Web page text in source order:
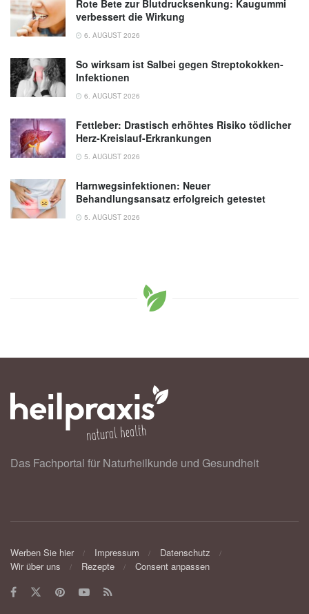
Rote Bete zur Blutdrucksenkung: Kaugummi
verbessert die Wirkung
6. AUGUST 2026
So wirksam ist Salbei gegen Streptokokken-
Infektionen
6. AUGUST 2026
Fettleber: Drastisch erhöhtes Risiko tödlicher
Herz-Kreislauf-Erkrankungen
5. AUGUST 2026
Harnwegsinfektionen: Neuer
Behandlungsansatz erfolgreich getestet
5. AUGUST 2026
Das Fachportal für Naturheilkunde und Gesundheit
Werben Sie hier Impressum
Datenschutz
Wir über uns
Rezepte Consent anpassen